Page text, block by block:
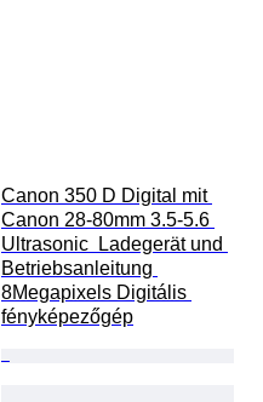
Canon 350 D Digital mit
Canon 28-80mm 3.5-5.6
Ultrasonic  Ladegerät und
Betriebsanleitung
8Megapixels Digitális
fényképezőgép